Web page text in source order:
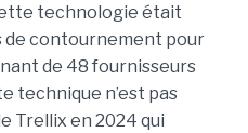
technologie était
de contournement pour
de 48 fournisseurs
technique n’est pas
Trellix en 2024 qui